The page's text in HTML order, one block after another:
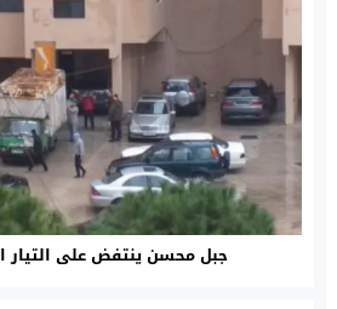
جبل محسن ينتفض على التيار